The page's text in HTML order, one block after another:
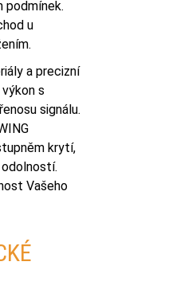
podmínek.
u
a precizní
s
signálu.
krytí,
Vašeho